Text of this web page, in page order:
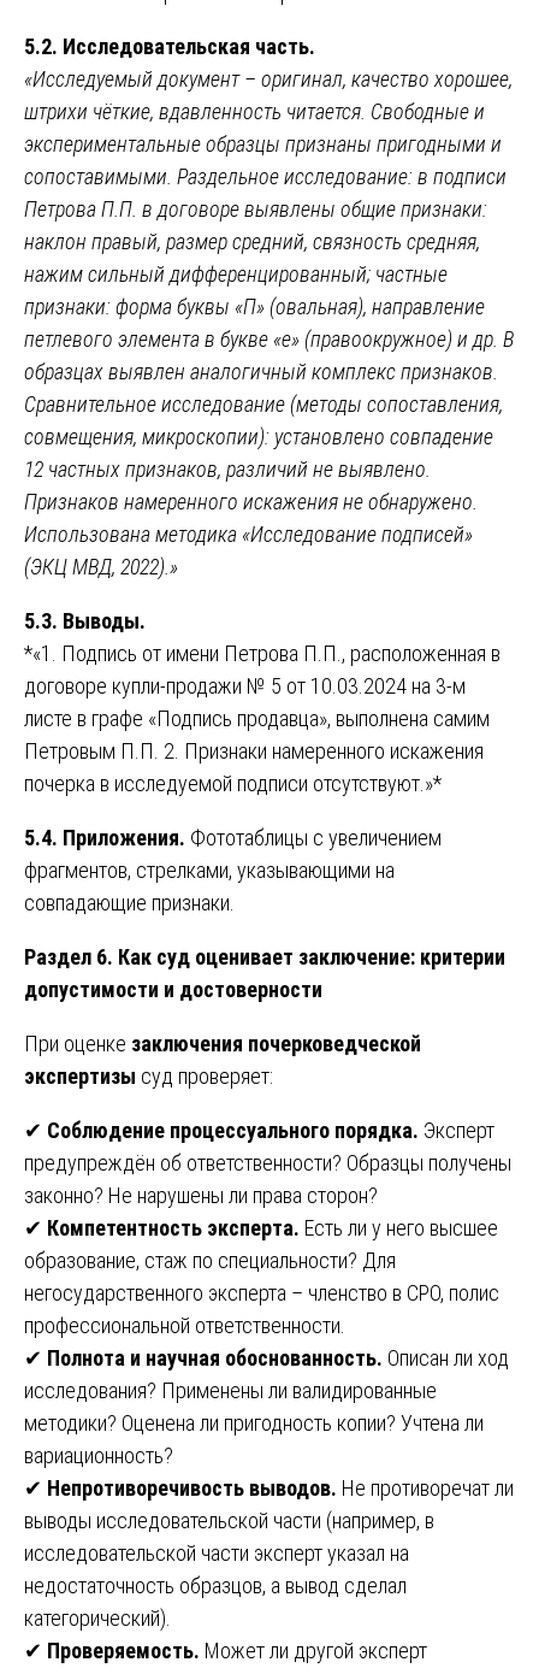
5.2. Исследовательская часть.
«Исследуемый документ – оригинал, качество хорошее,
штрихи чёткие, вдавленность читается. Свободные и
экспериментальные образцы признаны пригодными и
сопоставимыми. Раздельное исследование: в подписи
Петрова П.П. в договоре выявлены общие признаки:
наклон правый, размер средний, связность средняя,
нажим сильный дифференцированный; частные
признаки: форма буквы «П» (овальная), направление
петлевого элемента в букве «е» (правоокружное) и др. В
образцах выявлен аналогичный комплекс признаков.
Сравнительное исследование (методы сопоставления,
совмещения, микроскопии): установлено совпадение
12 частных признаков, различий не выявлено.
Признаков намеренного искажения не обнаружено.
Использована методика «Исследование подписей»
(ЭКЦ МВД, 2022).»
5.3. Выводы.
*«1. Подпись от имени Петрова П.П., расположенная в
договоре купли-продажи № 5 от 10.03.2024 на 3-м
листе в графе «Подпись продавца», выполнена самим
Петровым П.П. 2. Признаки намеренного искажения
почерка в исследуемой подписи отсутствуют.»*
5.4. Приложения. Фототаблицы с увеличением
фрагментов, стрелками, указывающими на
совпадающие признаки.
Раздел 6. Как суд оценивает заключение: критерии
допустимости и достоверности
При оценке заключения почерковедческой
экспертизы суд проверяет:
✔ Соблюдение процессуального порядка. Эксперт
предупреждён об ответственности? Образцы получены
законно? Не нарушены ли права сторон?
✔ Компетентность эксперта. Есть ли у него высшее
образование, стаж по специальности? Для
негосударственного эксперта – членство в СРО, полис
профессиональной ответственности.
✔ Полнота и научная обоснованность. Описан ли ход
исследования? Применены ли валидированные
методики? Оценена ли пригодность копии? Учтена ли
вариационность?
✔ Непротиворечивость выводов. Не противоречат ли
выводы исследовательской части (например, в
исследовательской части эксперт указал на
недостаточность образцов, а вывод сделал
категорический).
✔ Проверяемость. Может ли другой эксперт